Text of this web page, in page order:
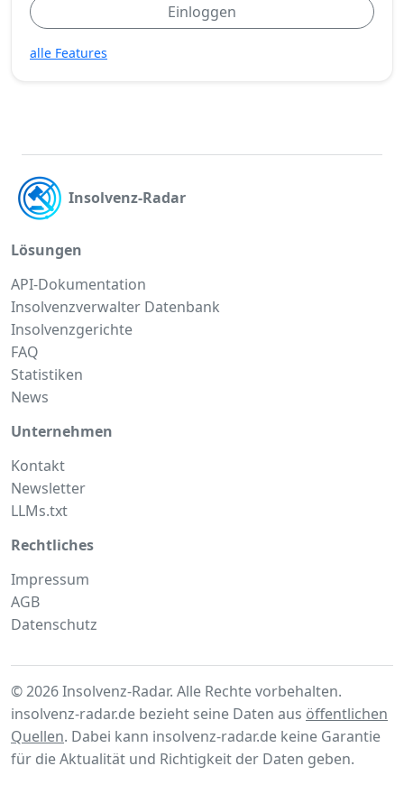
Einloggen
alle Features
Insolvenz-Radar
Lösungen
API-Dokumentation
Insolvenzverwalter Datenbank
Insolvenzgerichte
FAQ
Statistiken
News
Unternehmen
Kontakt
Newsletter
LLMs.txt
Rechtliches
Impressum
AGB
Datenschutz
© 2026 Insolvenz-Radar. Alle Rechte vorbehalten.
insolvenz-radar.de bezieht seine Daten aus öffentlichen
Quellen. Dabei kann insolvenz-radar.de keine Garantie
für die Aktualität und Richtigkeit der Daten geben.